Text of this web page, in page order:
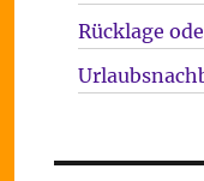
Rücklage